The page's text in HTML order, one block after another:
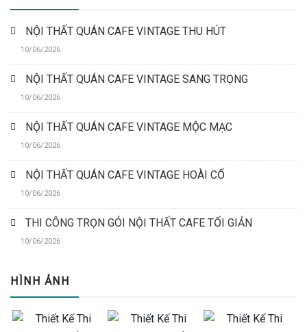
NỘI THẤT QUÁN CAFE VINTAGE THU HÚT
10/06/2026
NỘI THẤT QUÁN CAFE VINTAGE SANG TRỌNG
10/06/2026
NỘI THẤT QUÁN CAFE VINTAGE MỘC MẠC
10/06/2026
NỘI THẤT QUÁN CAFE VINTAGE HOÀI CỔ
10/06/2026
THI CÔNG TRỌN GÓI NỘI THẤT CAFE TỐI GIẢN
10/06/2026
HÌNH ẢNH